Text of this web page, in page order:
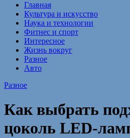
Главная
Культура и искусство
Наука и технологии
Фитнес и спорт
Интересное
Жизнь вокруг
Разное
Авто
Разное
Как выбрать
цоколь LED-